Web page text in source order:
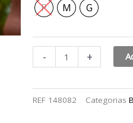
P M G
- +
REF 148082 Categorias